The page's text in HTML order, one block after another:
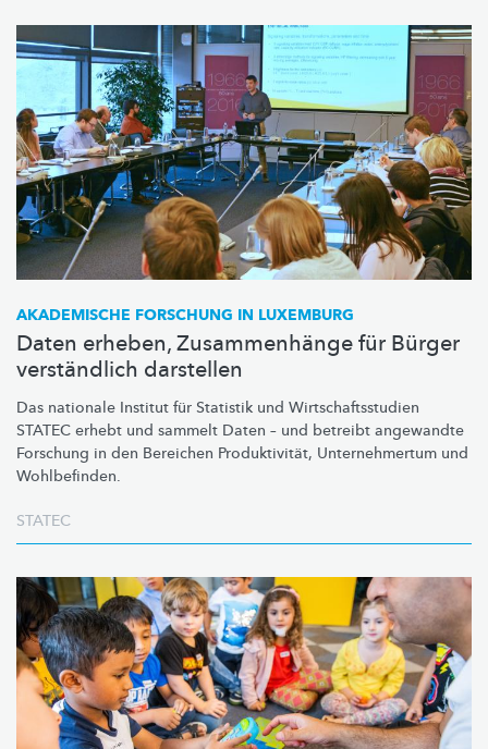
AKADEMISCHE FORSCHUNG IN LUXEMBURG
Daten erheben, Zusammenhänge für Bürger
verständlich darstellen
Das nationale Institut für Statistik und Wirtschaftsstudien
STATEC erhebt und sammelt Daten – und betreibt angewandte
Forschung in den Bereichen Produktivität, Unternehmertum und
Wohlbefinden.
STATEC